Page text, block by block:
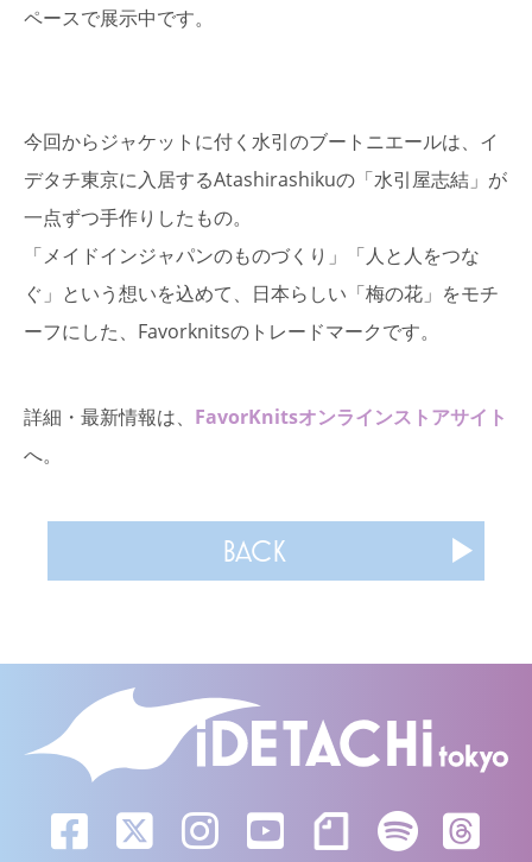
ペースで展示中です。
今回からジャケットに付く水引のブートニエールは、イ
デタチ東京に入居するAtashirashikuの「水引屋志結」が
一点ずつ手作りしたもの。
「メイドインジャパンのものづくり」「人と人をつな
ぐ」という想いを込めて、日本らしい「梅の花」をモチ
ーフにした、Favorknitsのトレードマークです。
詳細・最新情報は、 FavorKnitsオンラインストアサイト
へ。
BACK